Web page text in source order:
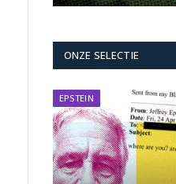
ONZE SELECTIE
EPSTEIN